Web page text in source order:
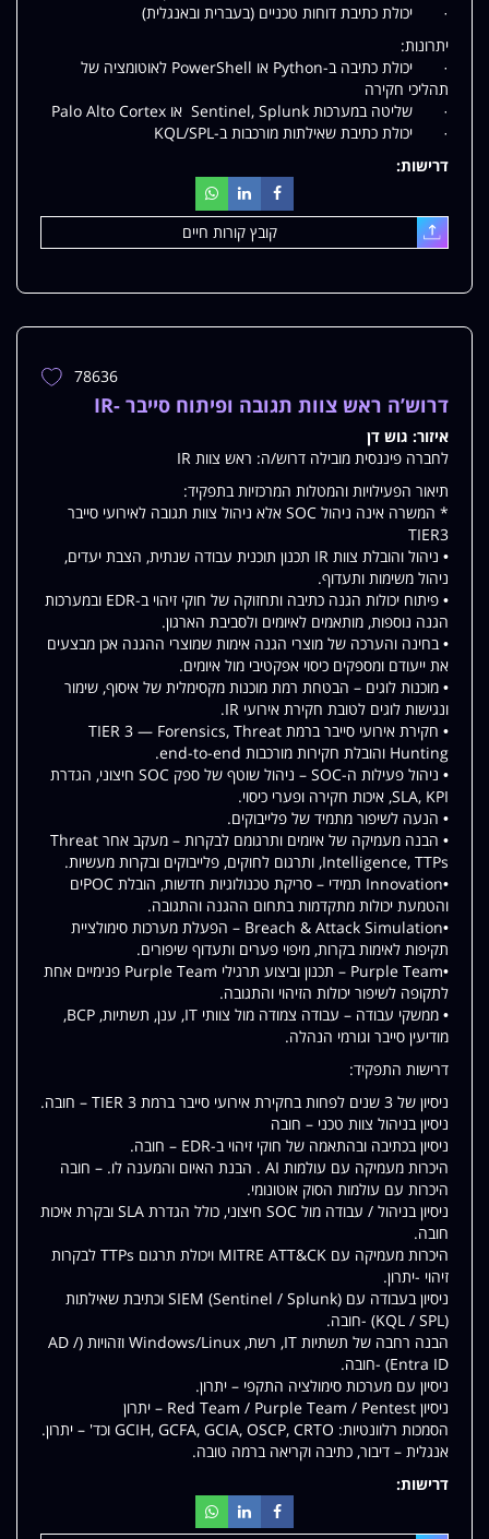
· יכולת כתיבת דוחות טכניים (בעברית ובאנגלית)
יתרונות:
· יכולת כתיבה ב-Python או PowerShell לאוטומציה של
תהליכי חקירה
· שליטה במערכות Sentinel, Splunk או Palo Alto Cortex
· יכולת כתיבת שאילתות מורכבות ב-KQL/SPL
דרישות:
עלאת
קובץ קורות חיים
הוספת
78636
דרוש’ה ראש צוות תגובה ופיתוח סייבר -IR
איזור: גוש דן
לחברה פיננסית מובילה דרוש/ה: ראש צוות IR
תיאור הפעילויות והמטלות המרכזיות בתפקיד:
* המשרה אינה ניהול SOC אלא ניהול צוות תגובה לאירועי סייבר
TIER3
• ניהול והובלת צוות IR תכנון תוכנית עבודה שנתית, הצבת יעדים,
ניהול משימות ותעדוף.
• פיתוח יכולות הגנה כתיבה ותחזוקה של חוקי זיהוי ב-EDR ובמערכות
הגנה נוספות, מותאמים לאיומים ולסביבת הארגון.
• בחינה והערכה של מוצרי הגנה אימות שמוצרי ההגנה אכן מבצעים
את ייעודם ומספקים כיסוי אפקטיבי מול איומים.
• מוכנות לוגים – הבטחת רמת מוכנות מקסימלית של איסוף, שימור
ונגישות לוגים לטובת חקירת אירועי IR.
• חקירת אירועי סייבר ברמת TIER 3 — Forensics, Threat
Hunting והובלת חקירות מורכבות end-to-end.
• ניהול פעילות ה-SOC – ניהול שוטף של ספק SOC חיצוני, הגדרת
SLA, KPI, איכות חקירה ופערי כיסוי.
• הנעה לשיפור מתמיד של פלייבוקים.
• הבנה מעמיקה של איומים ותרגומם לבקרות – מעקב אחר Threat
Intelligence, TTPs, ותרגום לחוקים, פלייבוקים ובקרות מעשיות.
•Innovation תמידי – סריקת טכנולוגיות חדשות, הובלת POCים
והטמעת יכולות מתקדמות בתחום ההגנה והתגובה.
•Breach & Attack Simulation – הפעלת מערכות סימולציית
תקיפות לאימות בקרות, מיפוי פערים ותעדוף שיפורים.
•Purple Team – תכנון וביצוע תרגילי Purple Team פנימיים אחת
לתקופה לשיפור יכולות הזיהוי והתגובה.
• ממשקי עבודה – עבודה צמודה מול צוותי IT, ענן, תשתיות, BCP,
מודיעין סייבר וגורמי הנהלה.
דרישות התפקיד:
ניסיון של 3 שנים לפחות בחקירת אירועי סייבר ברמת TIER 3 – חובה.
ניסיון בניהול צוות טכני – חובה
ניסיון בכתיבה ובהתאמה של חוקי זיהוי ב-EDR – חובה.
היכרות מעמיקה עם עולמות AI . הבנת האיום והמענה לו. – חובה
היכרות עם עולמות הסוק אוטונומי.
ניסיון בניהול / עבודה מול SOC חיצוני, כולל הגדרת SLA ובקרת איכות
חובה.
היכרות מעמיקה עם MITRE ATT&CK ויכולת תרגום TTPs לבקרות
זיהוי -יתרון.
ניסיון בעבודה עם SIEM (Sentinel / Splunk) וכתיבת שאילתות
(KQL / SPL) -חובה.
הבנה רחבה של תשתיות IT, רשת, Windows/Linux וזהויות (AD /
Entra ID) -חובה.
ניסיון עם מערכות סימולציה התקפי – יתרון.
ניסיון Red Team / Purple Team / Pentest – יתרון
הסמכות רלוונטיות: GCIH, GCFA, GCIA, OSCP, CRTO וכד' – יתרון.
אנגלית – דיבור, כתיבה וקריאה ברמה טובה.
דרישות: